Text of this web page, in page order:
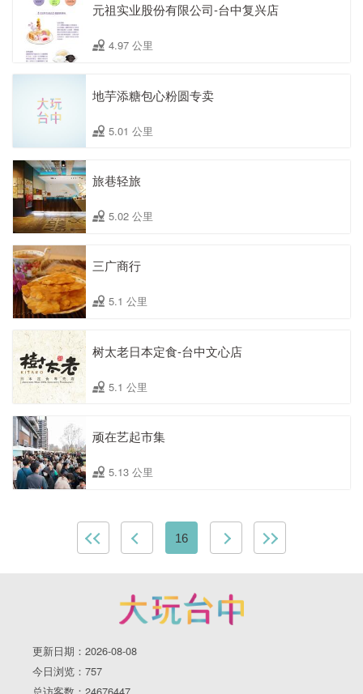
元祖实业股份有限公司-台中复兴店
4.97 公里
地芋添糖包心粉圆专卖
5.01 公里
旅巷轻旅
5.02 公里
三广商行
5.1 公里
树太老日本定食-台中文心店
5.1 公里
顽在艺起市集
5.13 公里
16
更新日期：2026-08-08
今日浏览：757